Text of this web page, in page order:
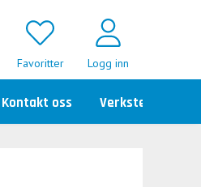
Favoritter Logg inn
Kontakt oss Verkstedtime